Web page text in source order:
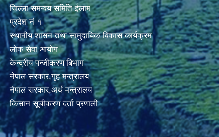
जिल्ला समन्वय समिति ईलाम
प्रदेश नं १
स्थानीय शासन तथा सामुदायिक विकास कार्यक्रम
लोक सेवा आयोग
केन्द्रीय पन्जीकरण बिभाग
नेपाल सरकार,गृह मन्त्रालय
नेपाल सरकार,अर्थ मन्त्रालय
किसान सूचीकरण दर्ता प्रणाली